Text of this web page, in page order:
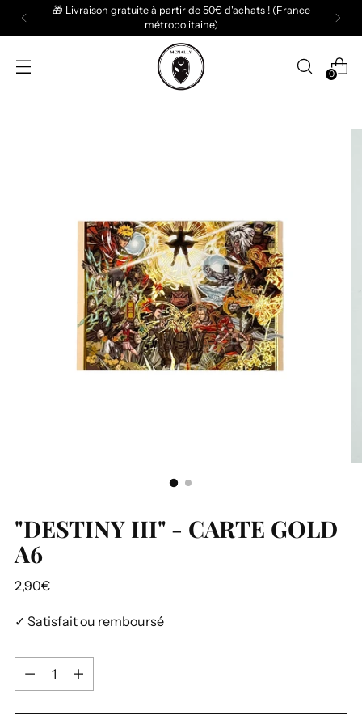
🎁 Livraison gratuite à partir de 50€ d'achats ! (France
métropolitaine)
0
"DESTINY III" - CARTE GOLD
A6
Prix
2,90€
✓ Satisfait ou remboursé
Quantité
Quantité